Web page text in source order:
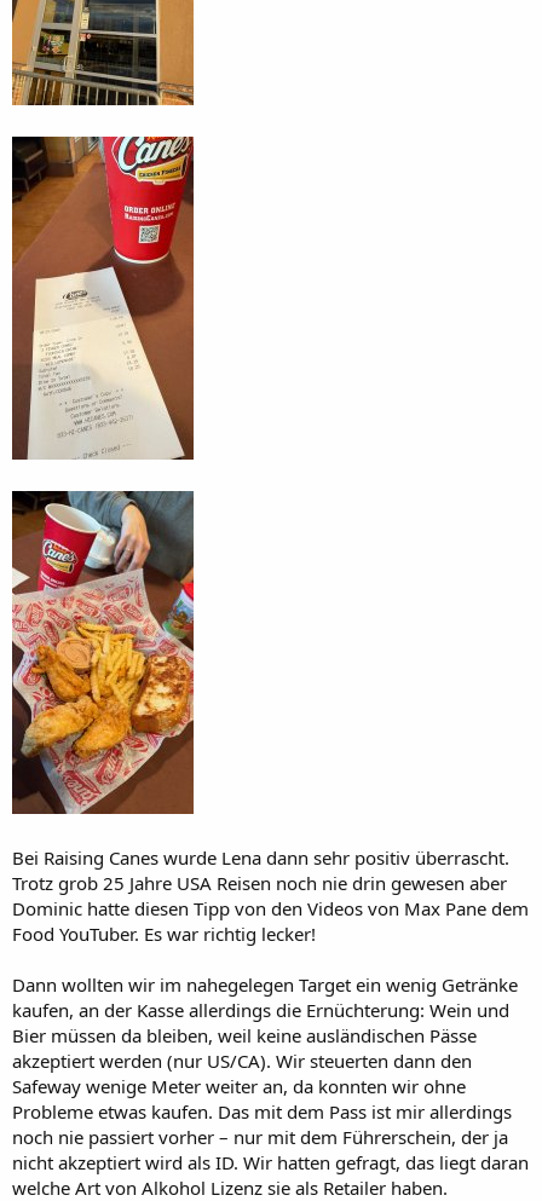
Bei Raising Canes wurde Lena dann sehr positiv überrascht.
Trotz grob 25 Jahre USA Reisen noch nie drin gewesen aber
Dominic hatte diesen Tipp von den Videos von Max Pane dem
Food YouTuber. Es war richtig lecker!
Dann wollten wir im nahegelegen Target ein wenig Getränke
kaufen, an der Kasse allerdings die Ernüchterung: Wein und
Bier müssen da bleiben, weil keine ausländischen Pässe
akzeptiert werden (nur US/CA). Wir steuerten dann den
Safeway wenige Meter weiter an, da konnten wir ohne
Probleme etwas kaufen. Das mit dem Pass ist mir allerdings
noch nie passiert vorher – nur mit dem Führerschein, der ja
nicht akzeptiert wird als ID. Wir hatten gefragt, das liegt daran
welche Art von Alkohol Lizenz sie als Retailer haben.